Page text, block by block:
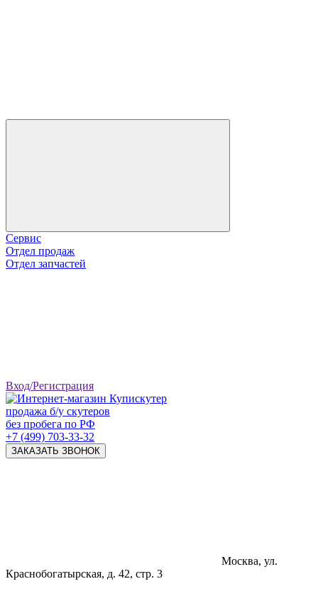
Сервис
Отдел продаж
Отдел запчастей
Вход/Регистрация
продажа б/у скутеров
без пробега по РФ
+7 (499) 703-33-32
ЗАКАЗАТЬ ЗВОНОК
Москва, ул.
Краснобогатырская, д. 42, стр. 3